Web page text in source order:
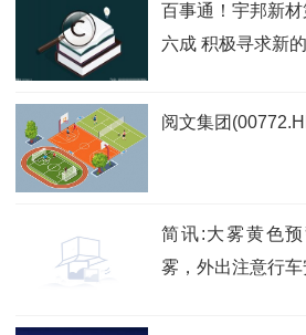
百事通！宇邦新
六成 积极寻求新
阅文集团
简讯:大雾黄色
雾，外出注意行车